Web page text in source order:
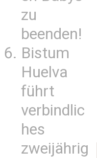
zu
beenden!
Bistum
Huelva
führt
verbindlic
hes
zweijährig